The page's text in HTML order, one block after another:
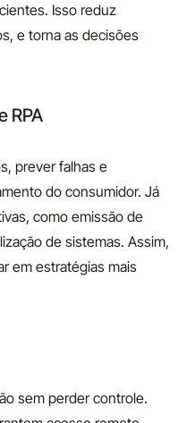
Isso reduz
e torna as decisões
RPA
prever falhas e
do consumidor. Já
como emissão de
de sistemas. Assim,
em estratégias mais
sem perder controle.